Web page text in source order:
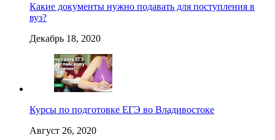
Какие документы нужно подавать для поступления в
вуз?
Декабрь 18, 2020
Курсы по подготовке ЕГЭ во Владивостоке
Август 26, 2020